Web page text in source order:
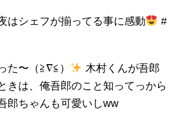
はシェフが揃ってる事に感動
#
た〜（≧∇≦）
木村くんが吾郎
きは、俺吾郎のこと知ってっから
郎ちゃんも可愛いしww